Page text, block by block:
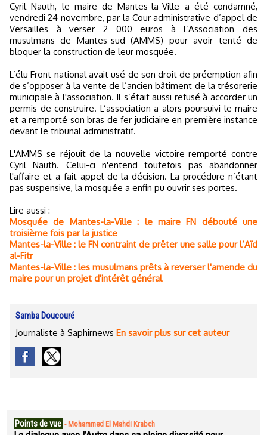
Cyril Nauth, le maire de Mantes-la-Ville a été condamné,
vendredi 24 novembre, par la Cour administrative d’appel de
Versailles à verser 2 000 euros à l’Association des
musulmans de Mantes-sud (AMMS) pour avoir tenté de
bloquer la construction de leur mosquée.
L’élu Front national avait usé de son droit de préemption afin
de s’opposer à la vente de l’ancien bâtiment de la trésorerie
municipale à l'association. Il s’était aussi refusé à accorder un
permis de construire. L’association a alors poursuivi le maire
et a remporté son bras de fer judiciaire en première instance
devant le tribunal administratif.
L'AMMS se réjouit de la nouvelle victoire remporté contre
Cyril Nauth. Celui-ci n'entend toutefois pas abandonner
l'affaire et a fait appel de la décision. La procédure n’étant
pas suspensive, la mosquée a enfin pu ouvrir ses portes.
Lire aussi :
Mosquée de Mantes-la-Ville : le maire FN débouté une
troisième fois par la justice
Mantes-la-Ville : le FN contraint de prêter une salle pour l’Aïd
al-Fitr
Mantes-la-Ville : les musulmans prêts à reverser l'amende du
maire pour un projet d'intérêt général
Samba Doucouré
Journaliste à Saphirnews En savoir plus sur cet auteur
Points de vue - Mohammed El Mahdi Krabch